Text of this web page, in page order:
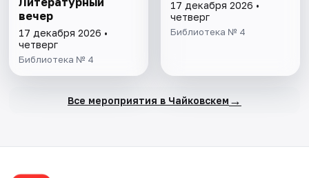
вечер
17 декабря 2026 •
четверг
Библиотека № 4
17 декабря 2026 •
четверг
Библиотека № 4
Все мероприятия в Чайковскем →